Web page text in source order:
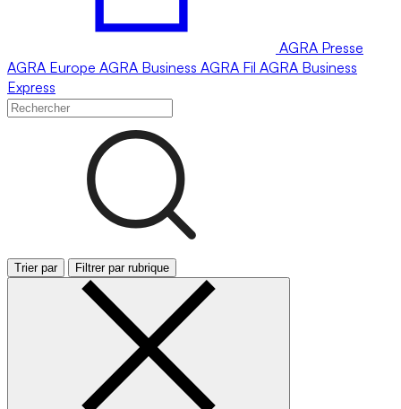
AGRA Presse
AGRA Europe AGRA Business AGRA Fil AGRA Business
Express
Trier par Filtrer par rubrique